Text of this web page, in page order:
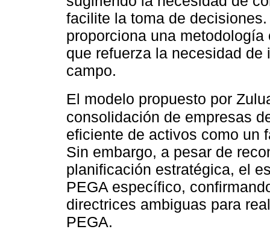
facilite la toma de
proporciona una
que refuerza la necesidad
campo.
El modelo propuesto por
consolidación de empresas
eficiente de activos como un
Sin embargo, a pesar de
planificación estratégica, el
PEGA específico,
directrices ambiguas para
PEGA.